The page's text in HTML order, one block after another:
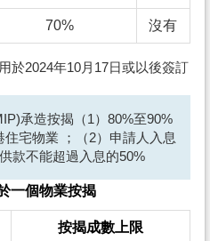
70% 沒有
於2024年10月17日或以後簽訂
承造按揭（1）80%至90%
宅物業 ；（2）申請人入息
款不能超過入息的50%
一個物業按揭
按揭成數上限